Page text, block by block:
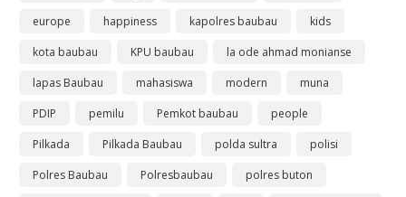
europe
happiness kapolres baubau
kids
kota baubau
KPU baubau
la ode ahmad monianse
lapas Baubau
mahasiswa modern
muna
PDIP
pemilu Pemkot baubau
people
Pilkada
Pilkada Baubau polda sultra
polisi
Polres Baubau
Polresbaubau
polres buton